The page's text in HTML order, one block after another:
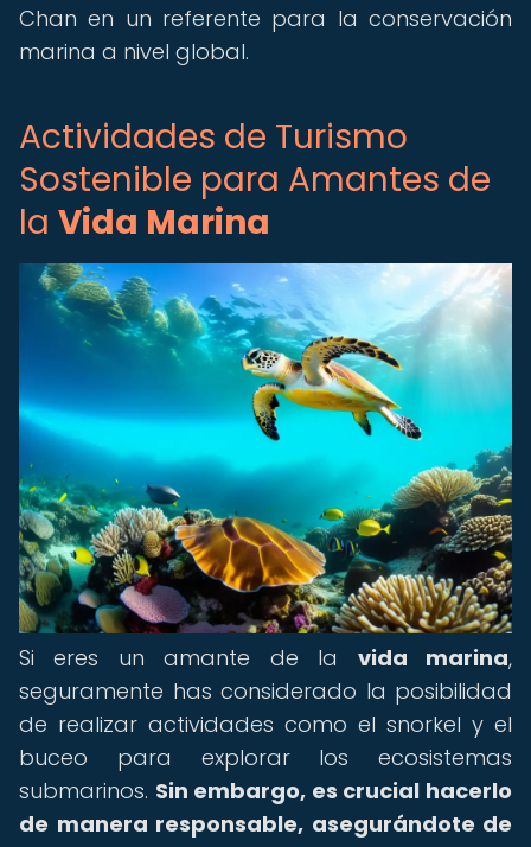
Chan en un referente para la conservación
marina a nivel global.
Actividades de Turismo
Sostenible para Amantes de
la Vida Marina
Si eres un amante de la vida marina,
seguramente has considerado la posibilidad
de realizar actividades como el snorkel y el
buceo para explorar los ecosistemas
submarinos. Sin embargo, es crucial hacerlo
de manera responsable, asegurándote de